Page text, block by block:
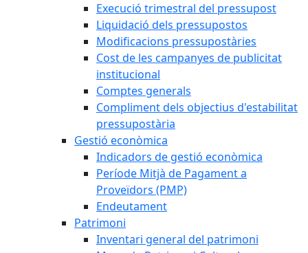
Execució trimestral del pressupost
Liquidació dels pressupostos
Modificacions pressupostàries
Cost de les campanyes de publicitat
institucional
Comptes generals
Compliment dels objectius d'estabilitat
pressupostària
Gestió econòmica
Indicadors de gestió econòmica
Període Mitjà de Pagament a
Proveïdors (PMP)
Endeutament
Patrimoni
Inventari general del patrimoni